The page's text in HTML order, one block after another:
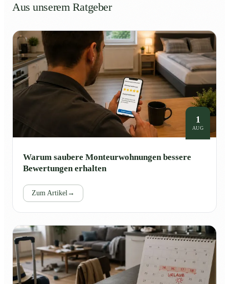
Aus unserem Ratgeber
1
AUG
Warum saubere Monteurwohnungen bessere
Bewertungen erhalten
Zum Artikel →